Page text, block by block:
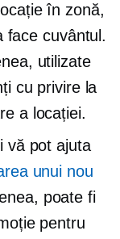
în zonă,
face cuvântul.
utilizate
cu privire la
a locației.
vă pot ajuta
unui nou
poate fi
pentru